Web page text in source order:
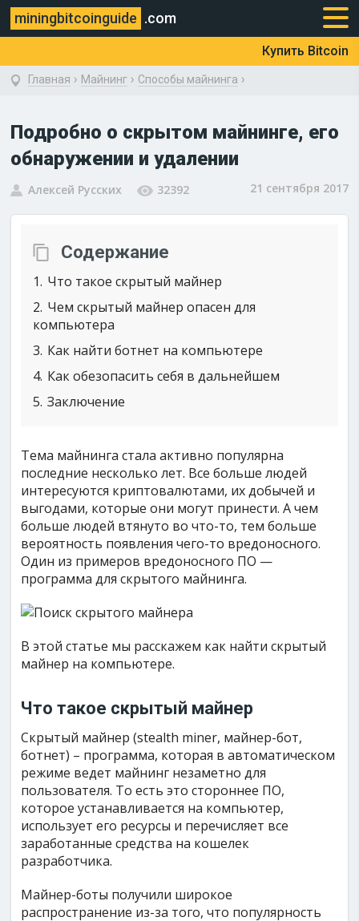
miningbitcoinguide .com
Купить Bitcoin
Главная › Майнинг › Способы майнинга ›
Подробно о скрытом майнинге, его
обнаружении и удалении
Алексей Русских 32392 21 сентября 2017
Содержание
1 Что такое скрытый майнер
2 Чем скрытый майнер опасен для
компьютера
3 Как найти ботнет на компьютере
4 Как обезопасить себя в дальнейшем
5 Заключение
Тема майнинга стала активно популярна
последние несколько лет. Все больше людей
интересуются криптовалютами, их добычей и
выгодами, которые они могут принести. А чем
больше людей втянуто во что-то, тем больше
вероятность появления чего-то вредоносного.
Один из примеров вредоносного ПО —
программа для скрытого майнинга.
В этой статье мы расскажем как найти скрытый
майнер на компьютере.
Что такое скрытый майнер
Скрытый майнер (stealth miner, майнер-бот,
ботнет) – программа, которая в автоматическом
режиме ведет майнинг незаметно для
пользователя. То есть это стороннее ПО,
которое устанавливается на компьютер,
использует его ресурсы и перечисляет все
заработанные средства на кошелек
разработчика.
Майнер-боты получили широкое
распространение из-за того, что популярность